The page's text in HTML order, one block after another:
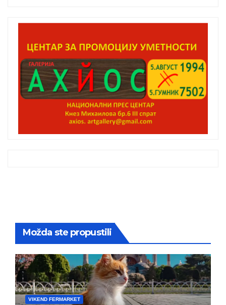
Možda ste propustili
VIKEND FERMARKET